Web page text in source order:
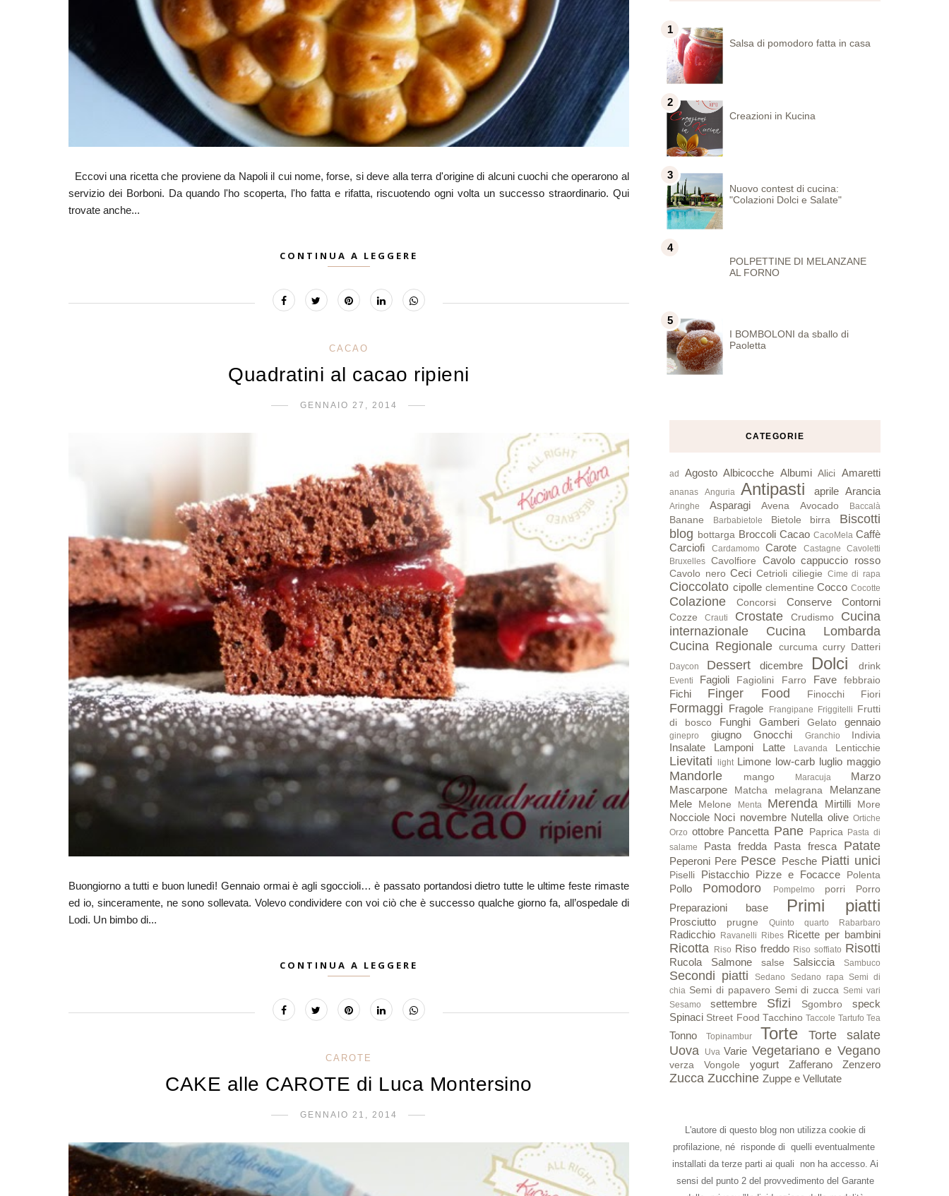
Eccovi una ricetta che proviene da Napoli il cui nome, forse, si deve alla terra d'origine di alcuni cuochi che operarono al
servizio dei Borboni. Da quando l'ho scoperta, l'ho fatta e rifatta, riscuotendo ogni volta un successo straordinario. Qui
trovate anche...
CONTINUA A LEGGERE
CACAO
Quadratini al cacao ripieni
GENNAIO 27, 2014
Buongiorno a tutti e buon lunedì! Gennaio ormai è agli sgoccioli… è passato portandosi dietro tutte le ultime feste rimaste
ed io, sinceramente, ne sono sollevata. Volevo condividere con voi ciò che è successo qualche giorno fa, all’ospedale di
Lodi. Un bimbo di...
CONTINUA A LEGGERE
CAROTE
CAKE alle CAROTE di Luca Montersino
GENNAIO 21, 2014
Salsa di pomodoro fatta in casa
Creazioni in Kucina
Nuovo contest di cucina:
"Colazioni Dolci e Salate"
POLPETTINE DI MELANZANE
AL FORNO
I BOMBOLONI da sballo di
Paoletta
CATEGORIE
ad Agosto Albicocche Albumi Alici Amaretti
ananas Anguria Antipasti aprile Arancia
Aringhe Asparagi Avena Avocado Baccalà
Banane Barbabietole Bietole birra
Biscotti
blog bottarga Broccoli Cacao CacoMela Caffè
Carciofi
Cardamomo Carote Castagne
Cavoletti
Bruxelles Cavolfiore Cavolo cappuccio rosso
Cavolo nero Ceci Cetrioli ciliegie Cime di rapa
Cioccolato cipolle clementine Cocco Cocotte
Colazione Concorsi Conserve Contorni
Cozze Crauti Crostate Crudismo
Cucina
internazionale
Cucina Lombarda
Cucina Regionale
curcuma curry Datteri
Daycon Dessert dicembre Dolci drink
Eventi Fagioli Fagiolini Farro Fave febbraio
Fichi Finger Food Finocchi Fiori
Formaggi Fragole Frangipane Friggitelli Frutti
di bosco
Funghi Gamberi Gelato gennaio
ginepro giugno Gnocchi Granchio Indivia
Insalate Lamponi Latte Lavanda Lenticchie
Lievitati light Limone low-carb luglio maggio
Mandorle mango Maracuja
Marzo
Mascarpone
Matcha melagrana
Melanzane
Mele
Melone Menta Merenda Mirtilli More
Nocciole Noci novembre Nutella olive Ortiche
Orzo ottobre Pancetta Pane Paprica Pasta di
salame
Pasta fredda Pasta fresca Patate
Peperoni Pere Pesce Pesche Piatti unici
Piselli Pistacchio Pizze e Focacce Polenta
Pollo Pomodoro Pompelmo porri Porro
Preparazioni base Primi piatti
Prosciutto prugne Quinto quarto Rabarbaro
Radicchio Ravanelli Ribes Ricette per bambini
Ricotta Riso Riso freddo Riso soffiato Risotti
Rucola Salmone salse Salsiccia Sambuco
Secondi piatti Sedano Sedano rapa Semi di
chia Semi di papavero Semi di zucca Semi vari
Sesamo
settembre Sfizi Sgombro
speck
Spinaci Street Food Tacchino Taccole Tartufo Tea
Tonno Topinambur Torte
Torte salate
Uova
Uva Varie Vegetariano e Vegano
verza Vongole yogurt Zafferano Zenzero
Zucca Zucchine Zuppe e Vellutate
L'autore di questo blog non utilizza cookie di
profilazione, né risponde di quelli eventualmente
installati da terze parti ai quali non ha accesso. Ai
sensi del punto 2 del provvedimento del Garante